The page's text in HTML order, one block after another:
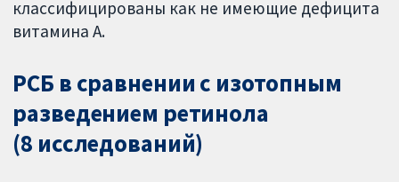
классифицированы как не имеющие дефицита
витамина А.
РСБ в сравнении с изотопным
разведением ретинола
(8 исследований)